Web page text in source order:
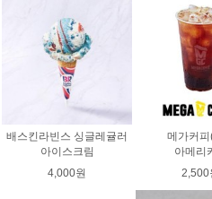
배스킨라빈스 싱글레귤러
아이스크림
4,000원
메가커
아메리
2,500